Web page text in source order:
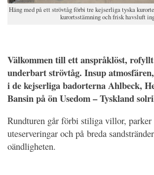
Häng med på ett strövtåg förbi tre kejserliga tyska
kurortsstämning och frisk havsluft
Välkommen till ett anspråklöst,
underbart strövtåg. Insup
i de kejserliga badorterna Ahlbeck,
Bansin på ön Usedom – Tyskland
Rundturen går förbi stiliga villor, parker
uteserveringar och på breda
oändligheten.